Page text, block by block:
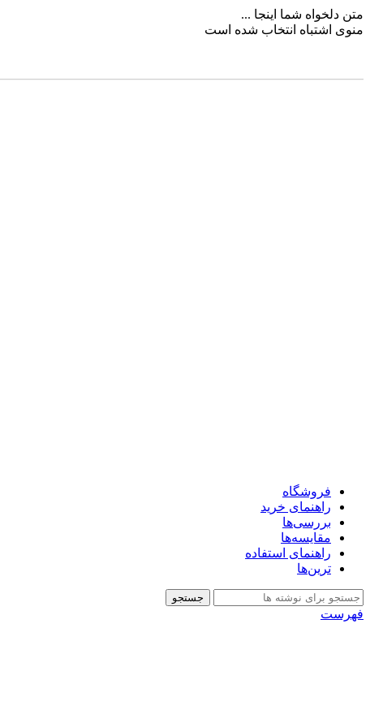
متن دلخواه شما اینجا ...
منوی اشتباه انتخاب شده است
فروشگاه
راهنمای خرید
بررسی‌ها
مقایسه‌ها
راهنمای استفاده
ترین‌ها
جستجو
فهرست